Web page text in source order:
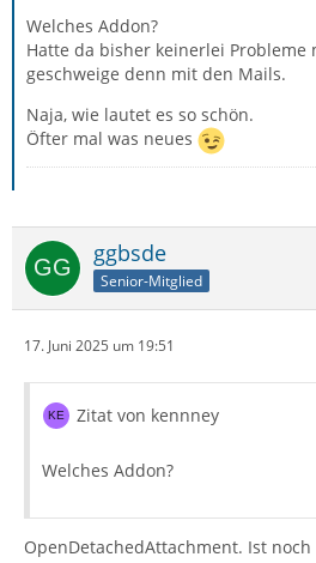
Welches Addon?
Hatte da bisher keinerlei Probleme
geschweige denn mit den Mails.
Naja, wie lautet es so schön.
Öfter mal was neues
ggbsde
Senior-Mitglied
17. Juni 2025 um 19:51
Zitat von kennney
Welches Addon?
OpenDetachedAttachment. Ist